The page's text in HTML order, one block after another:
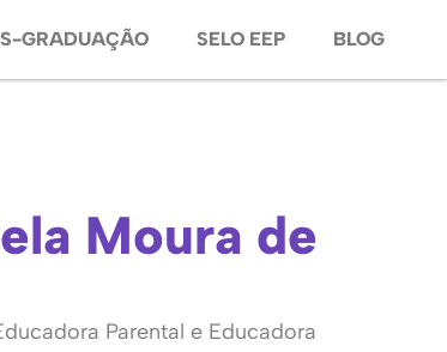
GRADUAÇÃO SELO EEP BLOG
Moura de
Parental e Educadora